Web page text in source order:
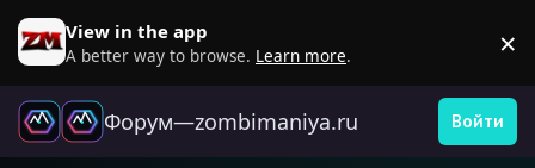
Перейти к содержанию
View in the app
A better way to browse. Learn more. ×
Форум—zombimaniya.ru Войти